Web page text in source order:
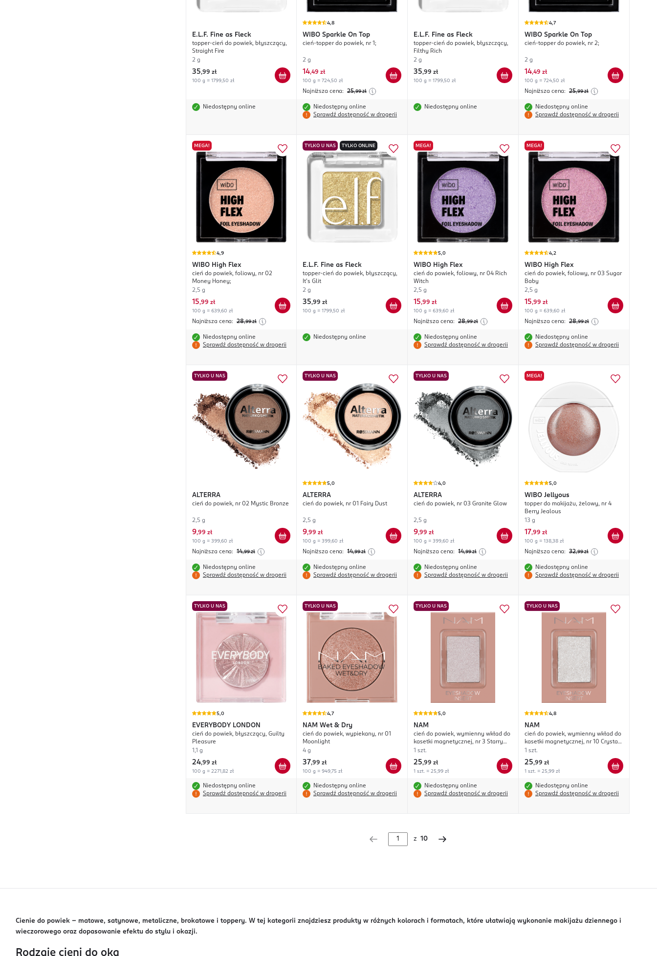
E.L.F. Fine as Fleck
topper-cień do powiek, błyszczący,
Straight Fire
2 g
35,99 zł
100 g = 1799,50 zł
Niedostępny online
4,8
WIBO Sparkle On Top
cień-topper do powiek, nr 1;
2 g
14,49 zł
100 g = 724,50 zł
Najniższa cena: 25,99 zł
Niedostępny online
Sprawdź dostępność w drogerii
E.L.F. Fine as Fleck
topper-cień do powiek, błyszczący,
Filthy Rich
2 g
35,99 zł
100 g = 1799,50 zł
Niedostępny online
4,7
WIBO Sparkle On Top
cień-topper do powiek, nr 2;
2 g
14,49 zł
100 g = 724,50 zł
Najniższa cena: 25,99 zł
Niedostępny online
Sprawdź dostępność w drogerii
MEGA!
4,9
WIBO High Flex
cień do powiek, foliowy, nr 02
Money Honey;
2,5 g
15,99 zł
100 g = 639,60 zł
Najniższa cena: 28,99 zł
Niedostępny online
Sprawdź dostępność w drogerii
TYLKO U NAS TYLKO ONLINE
E.L.F. Fine as Fleck
topper-cień do powiek, błyszczący,
It's Glit
2 g
35,99 zł
100 g = 1799,50 zł
Niedostępny online
MEGA!
5,0
WIBO High Flex
cień do powiek, foliowy, nr 04 Rich
Witch
2,5 g
15,99 zł
100 g = 639,60 zł
Najniższa cena: 28,99 zł
Niedostępny online
Sprawdź dostępność w drogerii
MEGA!
4,2
WIBO High Flex
cień do powiek, foliowy, nr 03 Sugar
Baby
2,5 g
15,99 zł
100 g = 639,60 zł
Najniższa cena: 28,99 zł
Niedostępny online
Sprawdź dostępność w drogerii
TYLKO U NAS
ALTERRA
cień do powiek, nr 02 Mystic Bronze
2,5 g
9,99 zł
100 g = 399,60 zł
Najniższa cena: 14,99 zł
Niedostępny online
Sprawdź dostępność w drogerii
TYLKO U NAS
5,0
ALTERRA
cień do powiek, nr 01 Fairy Dust
2,5 g
9,99 zł
100 g = 399,60 zł
Najniższa cena: 14,99 zł
Niedostępny online
Sprawdź dostępność w drogerii
TYLKO U NAS
4,0
ALTERRA
cień do powiek, nr 03 Granite Glow
2,5 g
9,99 zł
100 g = 399,60 zł
Najniższa cena: 14,99 zł
Niedostępny online
Sprawdź dostępność w drogerii
MEGA!
5,0
WIBO Jellyous
topper do makijażu, żelowy, nr 4
Berry Jealous
13 g
17,99 zł
100 g = 138,38 zł
Najniższa cena: 32,99 zł
Niedostępny online
Sprawdź dostępność w drogerii
TYLKO U NAS
5,0
EVERYBODY LONDON
cień do powiek, błyszczący, Guilty
Pleasure
1,1 g
24,99 zł
100 g = 2271,82 zł
Niedostępny online
Sprawdź dostępność w drogerii
TYLKO U NAS
4,7
NAM Wet & Dry
cień do powiek, wypiekany, nr 01
Moonlight
4 g
37,99 zł
100 g = 949,75 zł
Niedostępny online
Sprawdź dostępność w drogerii
TYLKO U NAS
5,0
NAM
cień do powiek, wymienny wkład do
kasetki magnetycznej, nr 3 Starry
White
1 szt.
25,99 zł
1 szt. = 25,99 zł
Niedostępny online
Sprawdź dostępność w drogerii
TYLKO U NAS
4,8
NAM
cień do powiek, wymienny wkład do
kasetki magnetycznej, nr 10 Crystal
Shine
1 szt.
25,99 zł
1 szt. = 25,99 zł
Niedostępny online
Sprawdź dostępność w drogerii
z 10
Cienie do powiek – matowe, satynowe, metaliczne, brokatowe i toppery. W tej kategorii znajdziesz produkty w różnych kolorach i formatach, które ułatwiają wykonanie makijażu dziennego i
wieczorowego oraz dopasowanie efektu do stylu i okazji.
Rodzaje cieni do oka